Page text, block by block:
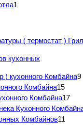
1
( термостат )
кухонных
) кухонного Комбайна9
Комбайна15
Комбайна17
Кухонного
Комбайнов11